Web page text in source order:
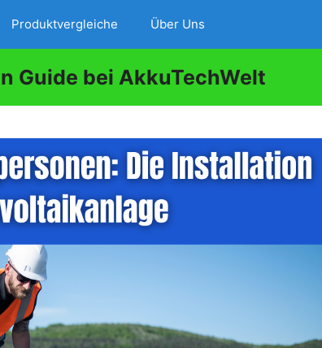
Produktvergleiche Über Uns
Guide bei AkkuTechWelt